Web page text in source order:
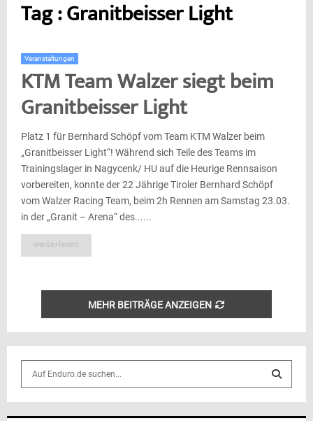
Tag : Granitbeisser Light
Veranstaltungen
KTM Team Walzer siegt beim
Granitbeisser Light
Platz 1 für Bernhard Schöpf vom Team KTM Walzer beim
„Granitbeisser Light“! Während sich Teile des Teams im
Trainingslager in Nagycenk/ HU auf die Heurige Rennsaison
vorbereiten, konnte der 22 Jährige Tiroler Bernhard Schöpf
vom Walzer Racing Team, beim 2h Rennen am Samstag 23.03.
in der „Granit – Arena“ des......
weiterlesen
MEHR BEITRÄGE ANZEIGEN
S